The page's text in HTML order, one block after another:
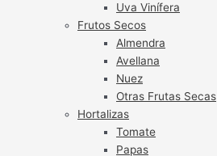
Uva Vinífera
Frutos Secos
Almendra
Avellana
Nuez
Otras Frutas Secas
Hortalizas
Tomate
Papas